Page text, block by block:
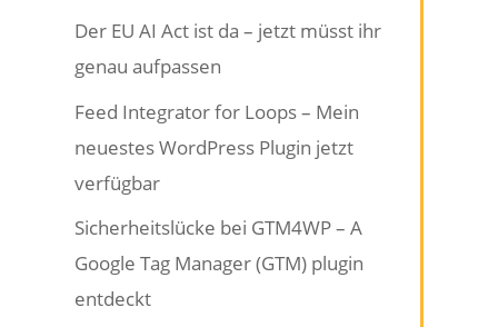
Der EU AI Act ist da – jetzt müsst ihr
genau aufpassen
Feed Integrator for Loops – Mein
neuestes WordPress Plugin jetzt
verfügbar
Sicherheitslücke bei GTM4WP – A
Google Tag Manager (GTM) plugin
entdeckt